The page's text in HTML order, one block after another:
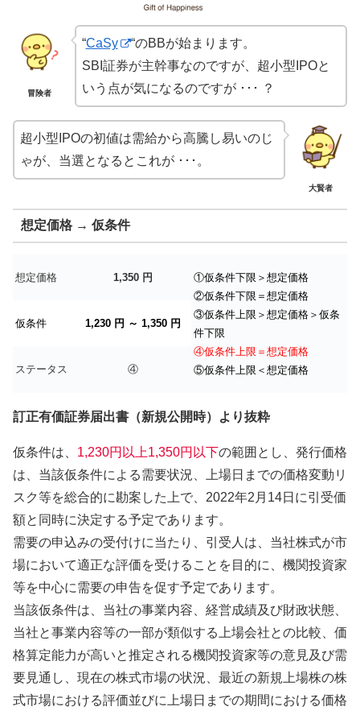
冒険者
“CaSy
“のBBが始まります。
SBI証券が主幹事なのですが、超小型IPOと
いう点が気になるのですが ･･･ ？
大賢者
超小型IPOの初値は需給から高騰し易いのじ
ゃが、当選となるとこれが ･･･。
想定価格 → 仮条件
想定価格 1,350 円
①仮条件下限＞想定価格
②仮条件下限＝想定価格
③仮条件上限＞想定価格＞仮条
件下限
④仮条件上限＝想定価格
⑤仮条件上限＜想定価格
仮条件 1,230 円 ～ 1,350 円
ステータス ④
訂正有価証券届出書（新規公開時）より抜粋
仮条件は、 1,230円以上1,350円以下の範囲とし、発行価格
は、当該仮条件による需要状況、上場日までの価格変動リ
スク等を総合的に勘案した上で、2022年2月14日に引受価
額と同時に決定する予定であります。
需要の申込みの受付けに当たり、引受人は、当社株式が市
場において適正な評価を受けることを目的に、機関投資家
等を中心に需要の申告を促す予定であります。
当該仮条件は、当社の事業内容、経営成績及び財政状態、
当社と事業内容等の一部が類似する上場会社との比較、価
格算定能力が高いと推定される機関投資家等の意見及び需
要見通し、現在の株式市場の状況、最近の新規上場株の株
式市場における評価並びに上場日までの期間における価格